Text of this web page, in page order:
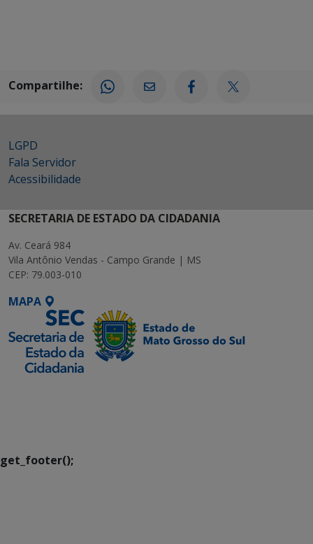
Compartilhe:
LGPD
Fala Servidor
Acessibilidade
SECRETARIA DE ESTADO DA CIDADANIA
Av. Ceará 984
Vila Antônio Vendas - Campo Grande | MS
CEP: 79.003-010
MAPA
get_footer();